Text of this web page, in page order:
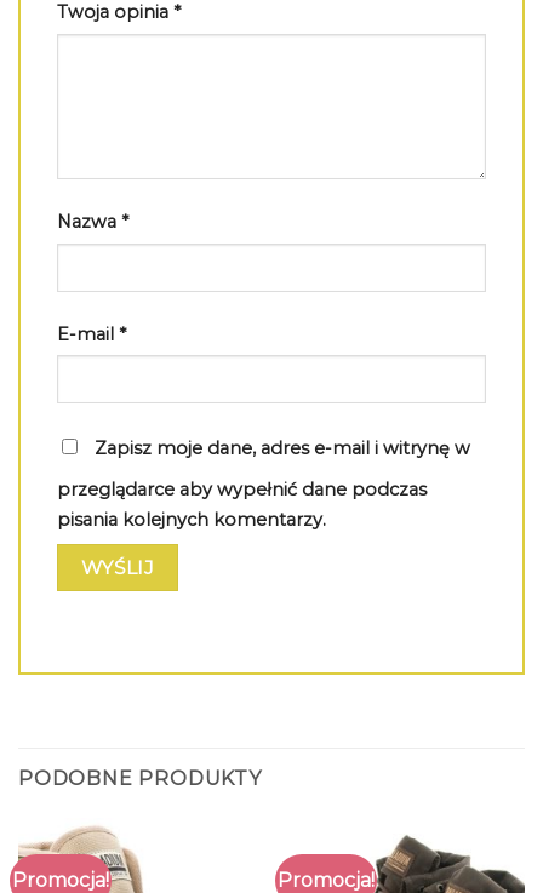
Twoja opinia *
Nazwa *
E-mail *
Zapisz moje dane, adres e-mail i witrynę w
przeglądarce aby wypełnić dane podczas
pisania kolejnych komentarzy.
PODOBNE PRODUKTY
Promocja! Promocja!